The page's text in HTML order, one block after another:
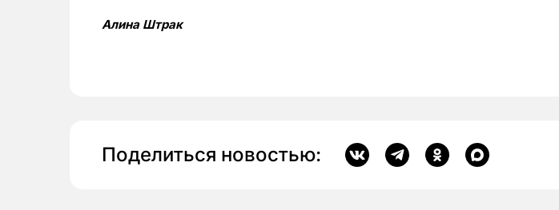
Алина Штрак
Поделиться новостью: